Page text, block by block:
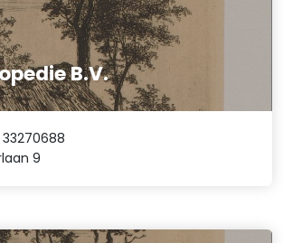
B.V.
33270688
9